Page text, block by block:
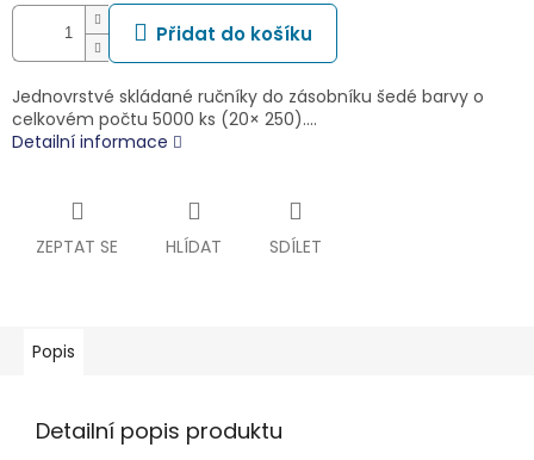
Přidat do košíku
Jednovrstvé skládané ručníky do zásobníku šedé barvy o
celkovém počtu 5000 ks (20× 250).…
Detailní informace
ZEPTAT SE HLÍDAT SDÍLET
Popis
Detailní popis produktu